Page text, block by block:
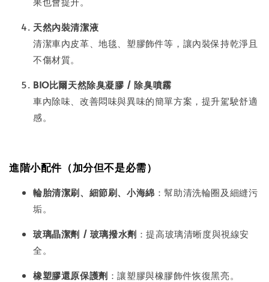
天然內裝清潔液
清潔車內皮革、地毯、塑膠飾件等，讓內裝保持乾淨且
不傷材質。
BIO比爾天然除臭凝膠 / 除臭噴霧
車內除味、改善悶味與異味的簡單方案，提升駕駛舒適
感。
進階小配件（加分但不是必需）
輪胎清潔刷、細節刷、小海綿 ：幫助清洗輪圈及細縫污
垢。
玻璃晶潔劑 / 玻璃撥水劑 ：提高玻璃清晰度與視線安
全。
橡塑膠還原保護劑 ：讓塑膠與橡膠飾件恢復黑亮。